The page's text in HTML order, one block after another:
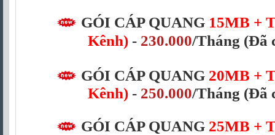
GÓI CÁP QUANG 15MB +
Kênh) - 230.000/Tháng (Đã
GÓI CÁP QUANG 20MB +
Kênh) - 250.000/Tháng (Đã
GÓI CÁP QUANG 25MB +